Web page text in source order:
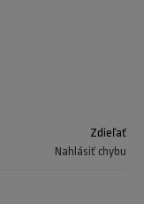
Zdieľať
Nahlásiť chybu